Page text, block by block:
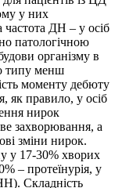
у них
ДН – у осіб
патологічною
організму в
типу менш
моменту дебюту
як правило, у осіб
нирок
захворювання, а
зміни нирок.
у 17-30% хворих
– протеїнурія, у
Складність